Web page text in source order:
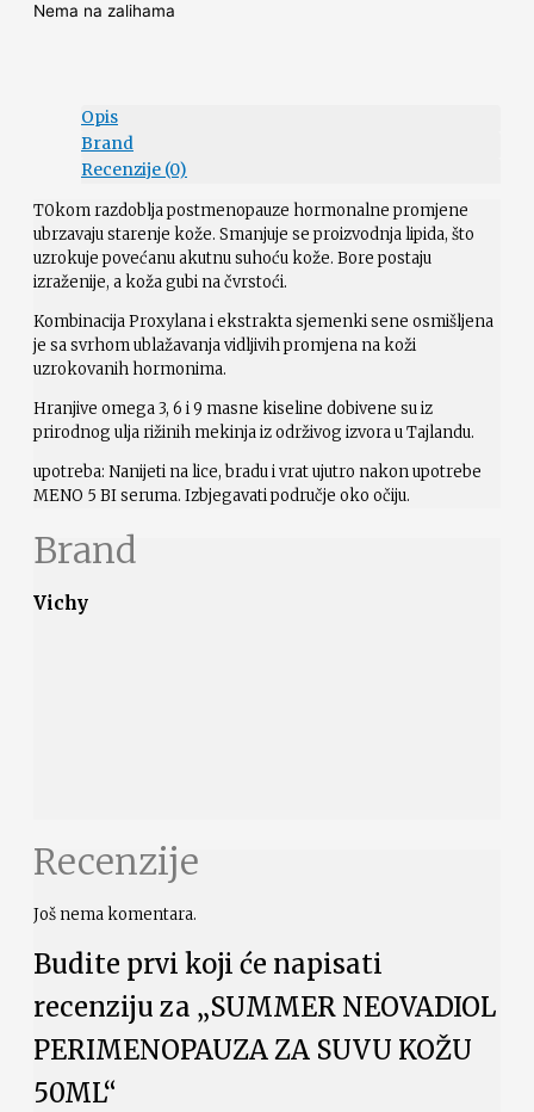
Nema na zalihama
Opis
Brand
Recenzije (0)
T0kom razdoblja postmenopauze hormonalne promjene
ubrzavaju starenje kože. Smanjuje se proizvodnja lipida, što
uzrokuje povećanu akutnu suhoću kože. Bore postaju
izraženije, a koža gubi na čvrstoći.
Kombinacija Proxylana i ekstrakta sjemenki sene osmišljena
je sa svrhom ublažavanja vidljivih promjena na koži
uzrokovanih hormonima.
Hranjive omega 3, 6 i 9 masne kiseline dobivene su iz
prirodnog ulja rižinih mekinja iz održivog izvora u Tajlandu.
upotreba: Nanijeti na lice, bradu i vrat ujutro nakon upotrebe
MENO 5 BI seruma. Izbjegavati područje oko očiju.
Brand
Vichy
Recenzije
Još nema komentara.
Budite prvi koji će napisati
recenziju za „SUMMER NEOVADIOL
PERIMENOPAUZA ZA SUVU KOŽU
50ML“